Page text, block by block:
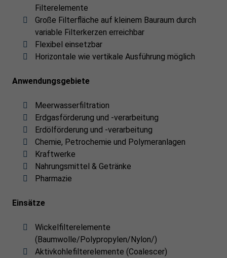
Filterelemente
Große Filterfläche auf kleinem Bauraum durch
variable Filterkerzen erreichbar
Flexibel einsetzbar
Horizontale wie vertikale Ausführung möglich
Anwendungsgebiete
Meerwasserfiltration
Erdgasförderung und -verarbeitung
Erdölförderung und -verarbeitung
Chemie, Petrochemie und Polymeranlagen
Kraftwerke
Nahrungsmittel & Getränke
Pharmazie
Einsätze
Wickelfilterelemente
(Baumwolle/Polypropylen/Nylon/)
Aktivkohlefilterelemente (Coalescer)